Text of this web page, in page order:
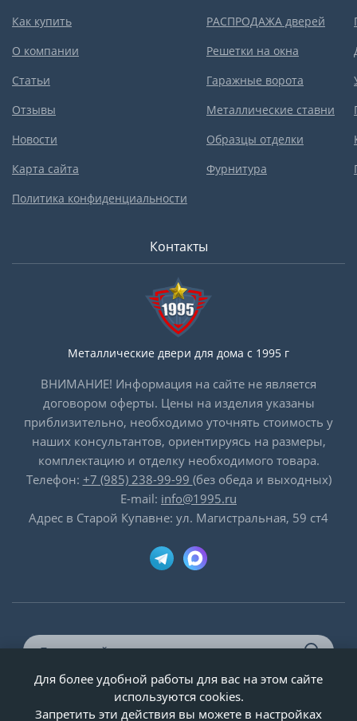
Как купить
О компании
Статьи
Отзывы
Новости
Карта сайта
Политика конфиденциальности
РАСПРОДАЖА дверей
Решетки на окна
Гаражные ворота
Металлические ставни
Образцы отделки
Фурнитура
Контакты
Металлические двери для дома с 1995 г
ВНИМАНИЕ! Информация на сайте не является
договором оферты. Цены на изделия указаны
приблизительно, необходимо уточнять стоимость у
наших консультантов, ориентируясь на размеры,
комплектацию и отделку необходимого товара.
Телефон: +7 (985) 238-99-99 (без обеда и выходных)
E-mail: info@1995.ru
Адрес в Старой Купавне: ул. Магистральная, 59 ст4
© ООО «Двери-и-точка», ИНН 5020092947, 1995-2026 г.
Для более удобной работы для вас на этом сайте
используются cookies.
Запретить эти действия вы можете в настройках